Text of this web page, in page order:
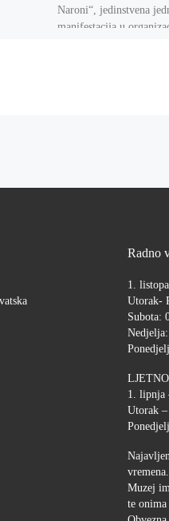
Naroni“, jedinstvena
manifestacija u
Radno
1.
Utorak-
Subota:
1. lipnja
Utorak
vremena.
Muzej
te